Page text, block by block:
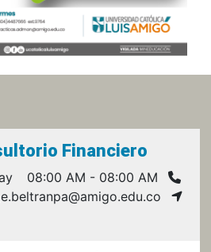
Financiero
08:00 AM - 08:00 AM